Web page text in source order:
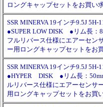
ロングキャップセットをお買い
SSR MINERVA 19インチ9.5J 5H-
●SUPER LOW DISK ●リム長
フルリバース仕様にエアーセン
ー用ロングキャップセットをお
SSR MINERVA 19インチ9.5J 5H-
●HYPER DISK ●リム長：
ルリバース仕様にエアーセンサ
用ロングキャップセットをお買